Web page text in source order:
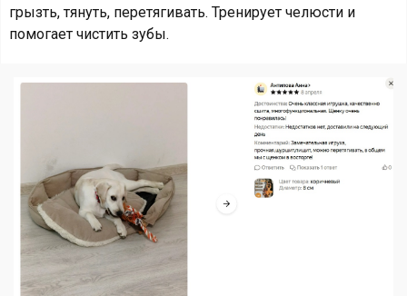
грызть, тянуть, перетягивать. Тренирует челюсти и
помогает чистить зубы.